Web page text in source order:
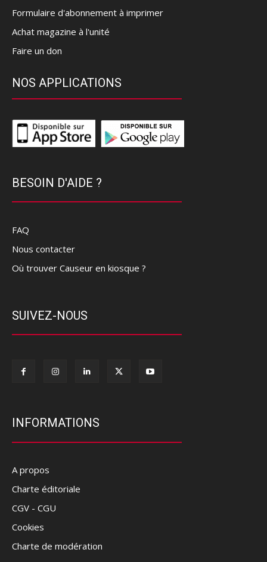
Formulaire d'abonnement à imprimer
Achat magazine à l'unité
Faire un don
NOS APPLICATIONS
BESOIN D'AIDE ?
FAQ
Nous contacter
Où trouver Causeur en kiosque ?
SUIVEZ-NOUS
INFORMATIONS
A propos
Charte éditoriale
CGV - CGU
Cookies
Charte de modération